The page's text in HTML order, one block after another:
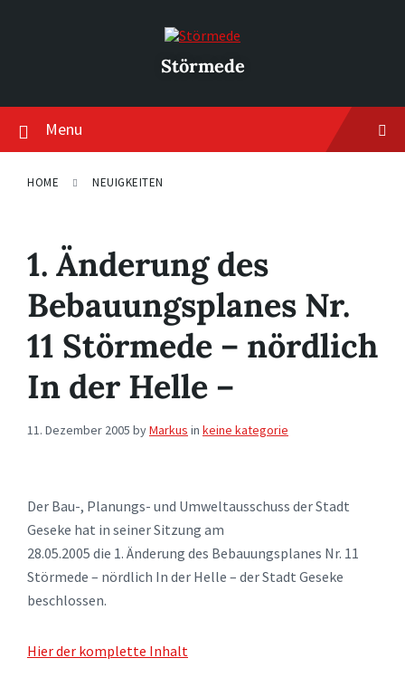
Störmede
Menu
HOME NEUIGKEITEN
1. Änderung des
Bebauungsplanes Nr.
11 Störmede – nördlich
In der Helle –
11. Dezember 2005 byMarkus in keine kategorie
Der Bau-, Planungs- und Umweltausschuss der Stadt
Geseke hat in seiner Sitzung am
28.05.2005 die 1. Änderung des Bebauungsplanes Nr. 11
Störmede – nördlich In der Helle – der Stadt Geseke
beschlossen.
Hier der komplette Inhalt